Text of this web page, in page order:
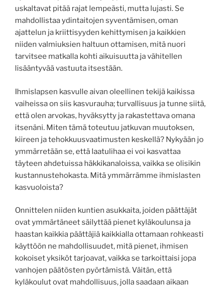
uskaltavat pitää rajat lempeästi, mutta lujasti. Se
mahdollistaa ydintaitojen syventämisen, oman
ajattelun ja kriittisyyden kehittymisen ja kaikkien
niiden valmiuksien haltuun ottamisen, mitä nuori
tarvitsee matkalla kohti aikuisuutta ja vähitellen
lisääntyvää vastuuta itsestään.
Ihmislapsen kasvulle aivan oleellinen tekijä kaikissa
vaiheissa on siis kasvurauha; turvallisuus ja tunne siitä,
että olen arvokas, hyväksytty ja rakastettava omana
itsenäni. Miten tämä toteutuu jatkuvan muutoksen,
kiireen ja tehokkuusvaatimusten keskellä? Nykyään jo
ymmärretään se, että laatulihaa ei voi kasvattaa
täyteen ahdetuissa häkkikanaloissa, vaikka se olisikin
kustannustehokasta. Mitä ymmärrämme ihmislasten
kasvuoloista?
Onnittelen niiden kuntien asukkaita, joiden päättäjät
ovat ymmärtäneet säilyttää pienet kyläkoulunsa ja
haastan kaikkia päättäjiä kaikkialla ottamaan rohkeasti
käyttöön ne mahdollisuudet, mitä pienet, ihmisen
kokoiset yksiköt tarjoavat, vaikka se tarkoittaisi jopa
vanhojen päätösten pyörtämistä. Väitän, että
kyläkoulut ovat mahdollisuus, jolla saadaan aikaan